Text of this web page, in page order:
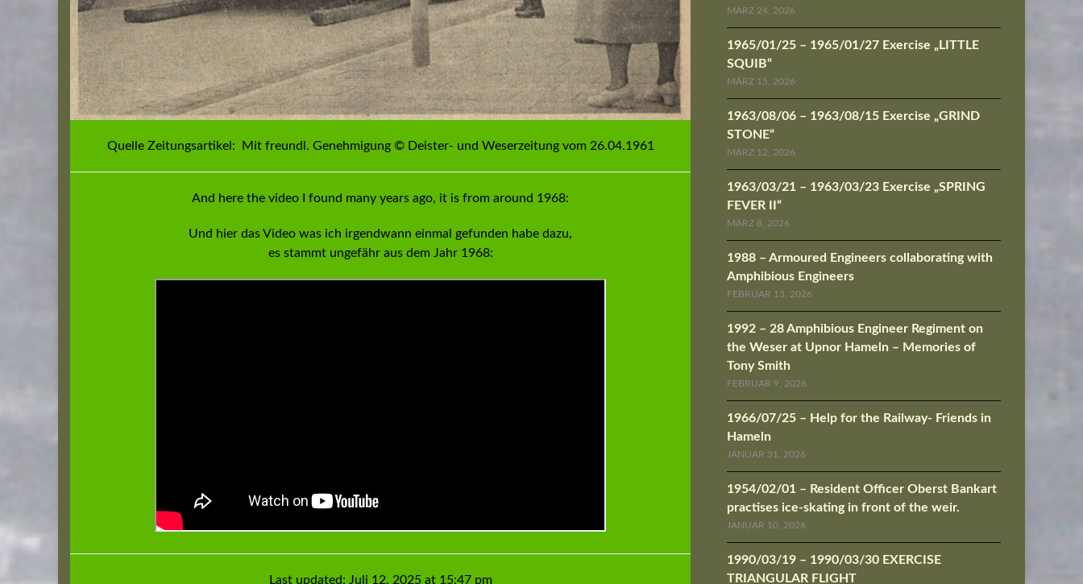
Quelle Zeitungsartikel: Mit freundl. Genehmigung © Deister- und Weserzeitung vom 26.04.1961
And here the video I found many years ago, it is from around 1968:
Und hier das Video was ich irgendwann einmal gefunden habe dazu,
es stammt ungefähr aus dem Jahr 1968:
Last updated: Juli 12, 2025 at 15:47 pm
MÄRZ 24, 2026
1965/01/25 – 1965/01/27 Exercise „LITTLE
SQUIB“
MÄRZ 15, 2026
1963/08/06 – 1963/08/15 Exercise „GRIND
STONE“
MÄRZ 12, 2026
1963/03/21 – 1963/03/23 Exercise „SPRING
FEVER II“
MÄRZ 8, 2026
1988 – Armoured Engineers collaborating with
Amphibious Engineers
FEBRUAR 13, 2026
1992 – 28 Amphibious Engineer Regiment on
the Weser at Upnor Hameln – Memories of
Tony Smith
FEBRUAR 9, 2026
1966/07/25 – Help for the Railway- Friends in
Hameln
JANUAR 31, 2026
1954/02/01 – Resident Officer Oberst Bankart
practises ice-skating in front of the weir.
JANUAR 10, 2026
1990/03/19 – 1990/03/30 EXERCISE
TRIANGULAR FLIGHT